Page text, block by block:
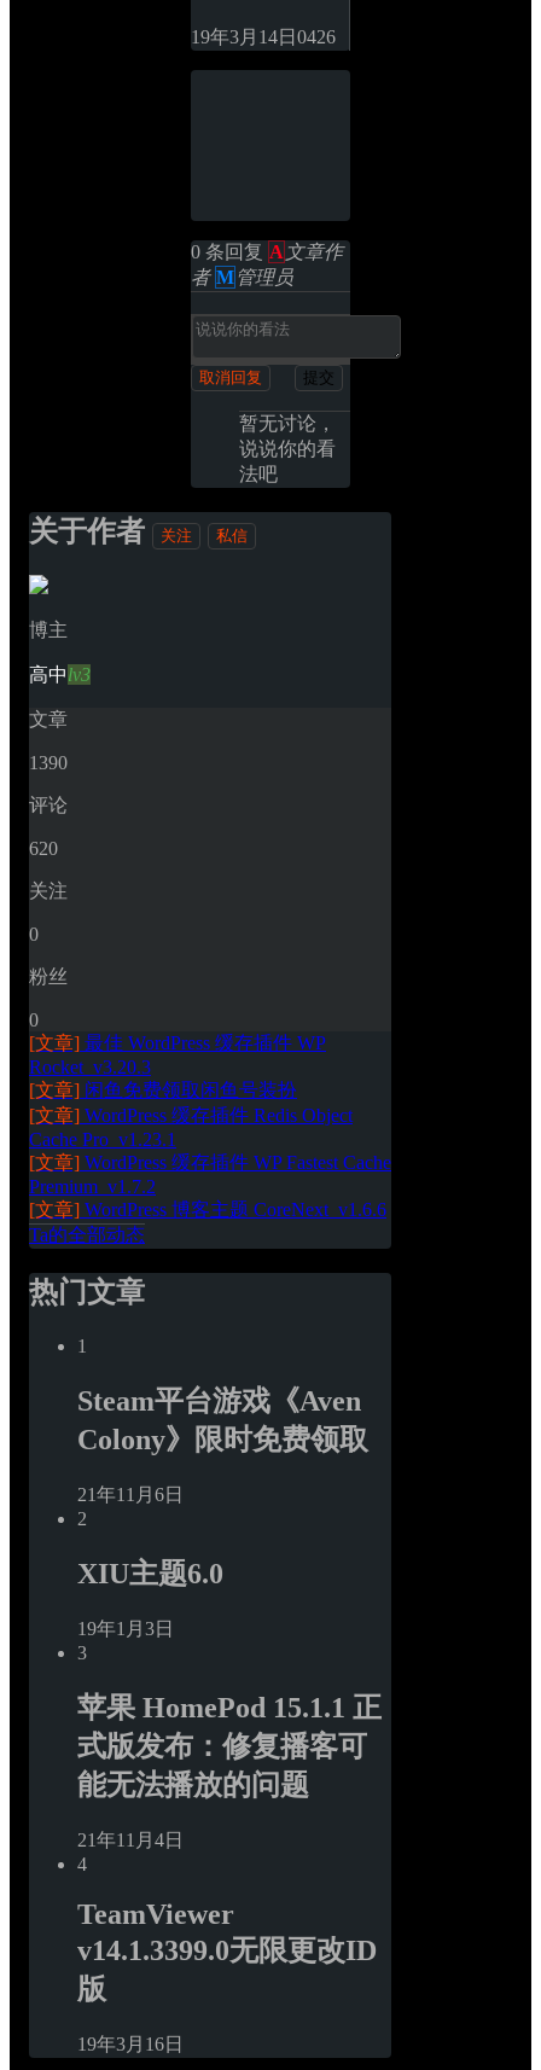
19年3月14日 0426
0 条回复 A 文章作
者 M 管理员
取消回复 提交
暂无讨论，
说说你的看
法吧
关于作者 关注 私信
博主
高中lv3
文章
1390
评论
620
关注
0
粉丝
0
[文章] 最佳 WordPress 缓存插件 WP
Rocket_v3.20.3
[文章] 闲鱼免费领取闲鱼号装扮
[文章] WordPress 缓存插件 Redis Object
Cache Pro_v1.23.1
[文章] WordPress 缓存插件 WP Fastest Cache
Premium_v1.7.2
[文章] WordPress 博客主题 CoreNext_v1.6.6
Ta的全部动态
热门文章
1
Steam平台游戏《Aven
Colony》限时免费领取
21年11月6日
2
XIU主题6.0
19年1月3日
3
苹果 HomePod 15.1.1 正
式版发布：修复播客可
能无法播放的问题
21年11月4日
4
TeamViewer
v14.1.3399.0无限更改ID
版
19年3月16日